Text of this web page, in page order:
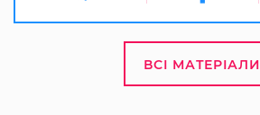
ВСІ МАТЕРІАЛИ